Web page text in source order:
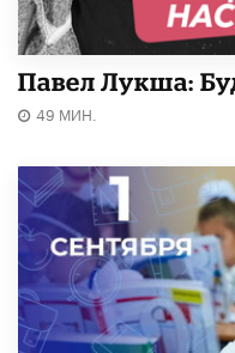
Павел Лукша:
49 МИН.